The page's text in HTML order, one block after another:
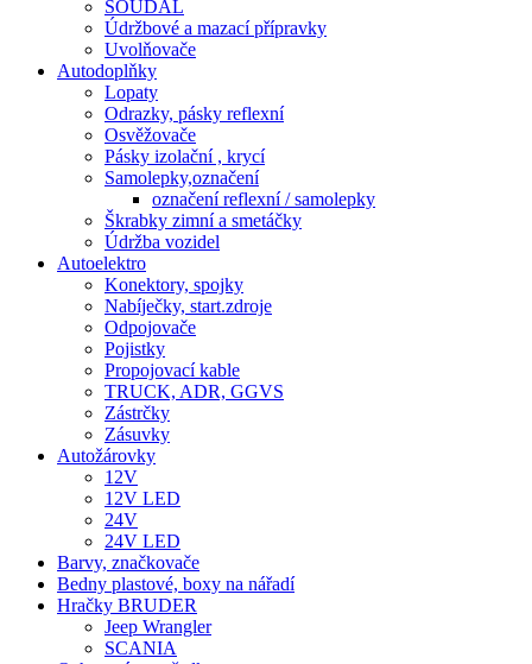
SOUDAL
Údržbové a mazací přípravky
Uvolňovače
Autodoplňky
Lopaty
Odrazky, pásky reflexní
Osvěžovače
Pásky izolační , krycí
Samolepky,označení
označení reflexní / samolepky
Škrabky zimní a smetáčky
Údržba vozidel
Autoelektro
Konektory, spojky
Nabíječky, start.zdroje
Odpojovače
Pojistky
Propojovací kable
TRUCK, ADR, GGVS
Zástrčky
Zásuvky
Autožárovky
12V
12V LED
24V
24V LED
Barvy, značkovače
Bedny plastové, boxy na nářadí
Hračky BRUDER
Jeep Wrangler
SCANIA